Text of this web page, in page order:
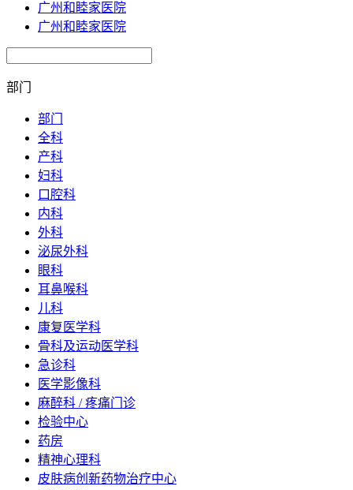
广州和睦家医院
广州和睦家医院
部门
部门
全科
产科
妇科
口腔科
内科
外科
泌尿外科
眼科
耳鼻喉科
儿科
康复医学科
骨科及运动医学科
急诊科
医学影像科
麻醉科 / 疼痛门诊
检验中心
药房
精神心理科
皮肤病创新药物治疗中心